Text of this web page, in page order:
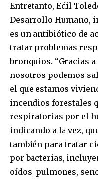
Entretanto, Edil
Desarrollo Humano,
es un antibiótico de
tratar problemas
bronquios. “Gracias
nosotros podemos
el que estamos
incendios forestales
respiratorias por el
indicando a la vez,
también para tratar
por bacterias,
oídos, pulmones,